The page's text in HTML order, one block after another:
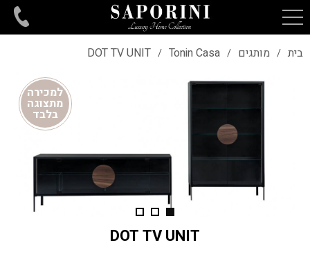
בית / מותגים /
Tonin Casa
/
DOT TV UNIT
למכירה
מתצוגה
בלבד
DOT TV UNIT